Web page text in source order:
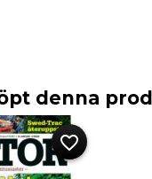
denna
favorite_border